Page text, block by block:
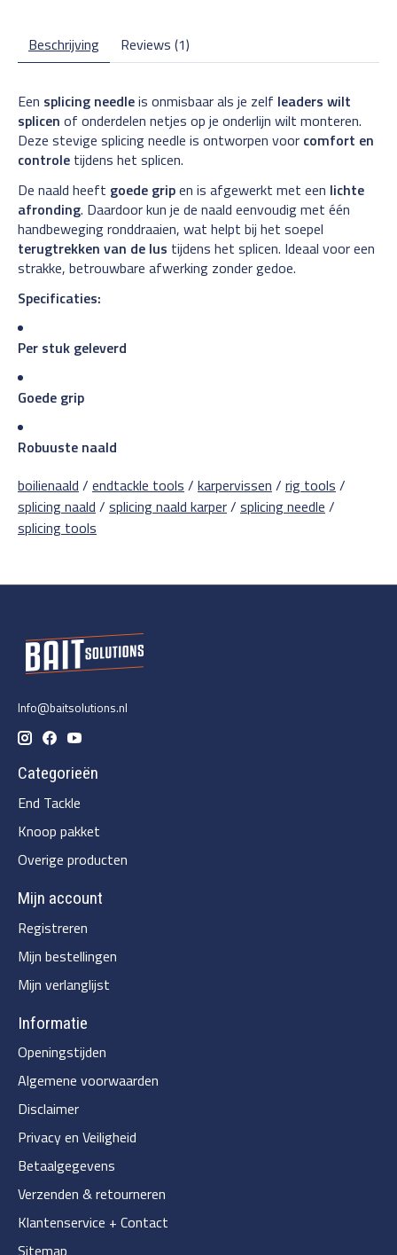
Beschrijving Reviews (1)
Een splicing needleis onmisbaar als je zelf leaders wilt
splicen of onderdelen netjes op je onderlijn wilt monteren.
Deze stevige splicing needle is ontworpen voor comfort en
controle tijdens het splicen.
De naald heeft goede gripen is afgewerkt met een lichte
afronding. Daardoor kun je de naald eenvoudig met één
handbeweging ronddraaien, wat helpt bij het soepel
terugtrekken van de lus tijdens het splicen. Ideaal voor een
strakke, betrouwbare afwerking zonder gedoe.
Specificaties:
Per stuk geleverd
Goede grip
Robuuste naald
boilienaald / endtackle tools / karpervissen / rig tools /
splicing naald / splicing naald karper/ splicing needle /
splicing tools
Info@baitsolutions.nl
Categorieën
End Tackle
Knoop pakket
Overige producten
Mijn account
Registreren
Mijn bestellingen
Mijn verlanglijst
Informatie
Openingstijden
Algemene voorwaarden
Disclaimer
Privacy en Veiligheid
Betaalgegevens
Verzenden & retourneren
Klantenservice + Contact